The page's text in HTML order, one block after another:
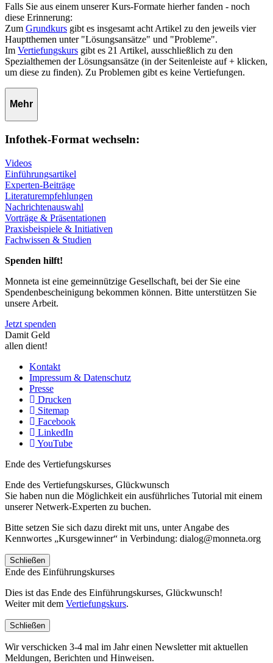
Falls Sie aus einem unserer Kurs-Formate hierher fanden - noch
diese Erinnerung:
Zum Grundkurs gibt es insgesamt acht Artikel zu den jeweils vier
Hauptthemen unter "Lösungsansätze" und "Probleme".
Im Vertiefungskurs gibt es 21 Artikel, ausschließlich zu den
Spezialthemen der Lösungsansätze (in der Seitenleiste auf + klicken,
um diese zu finden). Zu Problemen gibt es keine Vertiefungen.
Mehr
Infothek-Format wechseln:
Videos
Einführungsartikel
Experten-Beiträge
Literaturempfehlungen
Nachrichtenauswahl
Vorträge & Präsentationen
Praxisbeispiele & Initiativen
Fachwissen & Studien
Spenden hilft!
Monneta ist eine gemeinnützige Gesellschaft, bei der Sie eine
Spendenbescheinigung bekommen können. Bitte unterstützen Sie
unsere Arbeit.
Jetzt spenden
Damit Geld
allen dient!
Kontakt
Impressum & Datenschutz
Presse
Drucken
Sitemap
Facebook
LinkedIn
YouTube
Ende des Vertiefungskurses
Ende des Vertiefungskurses, Glückwunsch
Sie haben nun die Möglichkeit ein ausführliches Tutorial mit einem
unserer Netwerk-Experten zu buchen.
Bitte setzen Sie sich dazu direkt mit uns, unter Angabe des
Kennwortes „Kursgewinner“ in Verbindung: dialog@monneta.org
Schließen
Ende des Einführungskurses
Dies ist das Ende des Einführungskurses, Glückwunsch!
Weiter mit dem Vertiefungskurs.
Schließen
Wir verschicken 3-4 mal im Jahr einen Newsletter mit aktuellen
Meldungen, Berichten und Hinweisen.